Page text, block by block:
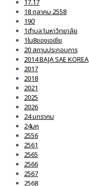
17.17
18 ตุลาคม 2558
19ปี
1ตำบล1มหาวิทยาลัย
1ใน8ของเอเชีย
20 สถานประกอบการ
2014 BAJA SAE KOREA
2017
2018
2021
2025
2026
24 มกราคม
24มค
2556
2561
2565
2566
2567
2568